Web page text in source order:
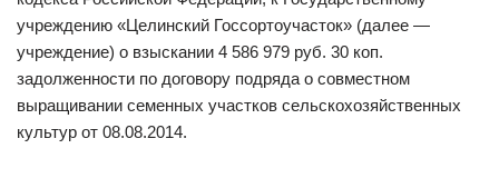
учреждению «Целинский Госсортоучасток» (далее —
учреждение) о взыскании 4 586 979 руб. 30 коп.
задолженности по договору подряда о совместном
выращивании семенных участков сельскохозяйственных
культур от 08.08.2014.